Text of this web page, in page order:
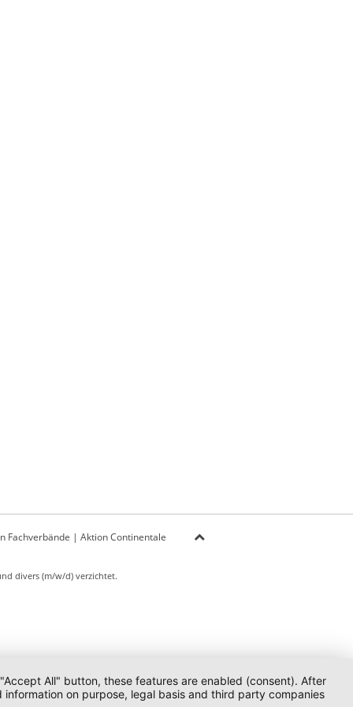
Fachverbände | Aktion Continentale
divers (m/w/d) verzichtet.
All" button, these features are enabled (consent). After
on purpose, legal basis and third party companies